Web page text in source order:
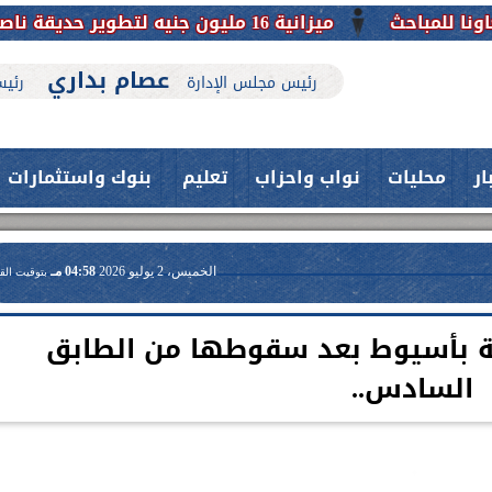
ميزانية 16 مليون جنيه لتطوير حديقة ناصر بأبوتيج.. نقلة حضارية تحافظ على تاريخها
رئيس مجلس الإدارة عصام بداري
محليات نواب واحزاب تعليم بنوك واستثمارات
الخميس، 2 يوليو 2026 04:58 مـ بتوقيت
بأسيوط بعد سقوطها من الطابق
السادس..